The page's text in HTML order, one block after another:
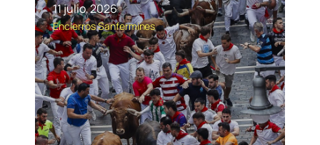
11 julio, 2026
Encierros Sanfermines